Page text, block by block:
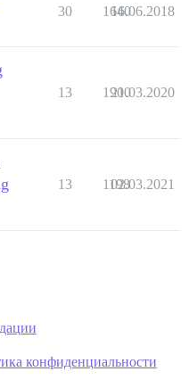
30 1640
16.06.2018
13 1900
21.03.2020
13 1198
02.03.2021
конфиденциальности